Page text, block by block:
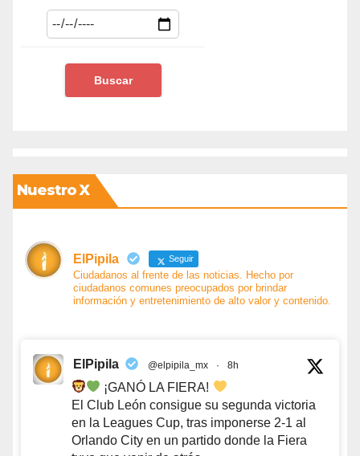
Nuestro X
ElPipila Seguir
Ciudadanos al frente de las noticias. Hecho por
ciudadanos comunes preocupados por brindar
información y entretenimiento de alto valor y contenido.
ElPipila @elpipila_mx · 8h
¡GANÓ LA FIERA!
El Club León consigue su segunda victoria
en la Leagues Cup, tras imponerse 2-1 al
Orlando City en un partido donde la Fiera